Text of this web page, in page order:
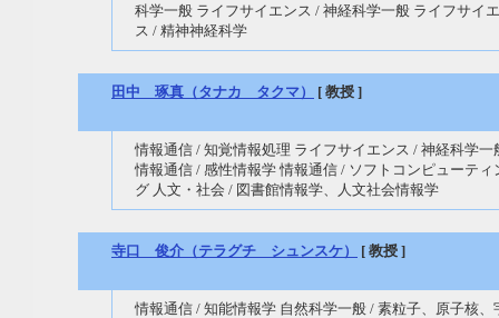
科学一般 ライフサイエンス / 神経科学一般 ライフサイ
ス / 精神神経科学
田中 琢真（タナカ タクマ） [ 教授 ]
情報通信 / 知覚情報処理 ライフサイエンス / 神経科学一
情報通信 / 感性情報学 情報通信 / ソフトコンピューティ
グ 人文・社会 / 図書館情報学、人文社会情報学
寺口 俊介（テラグチ シュンスケ） [ 教授 ]
情報通信 / 知能情報学 自然科学一般 / 素粒子、原子核、